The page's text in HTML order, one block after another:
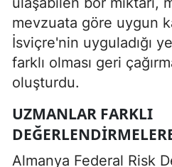
mevzuata göre uygun
İsviçre'nin uyguladığı
farklı olması geri
oluşturdu.
UZMANLAR FARKLI
Almanya Federal Risk